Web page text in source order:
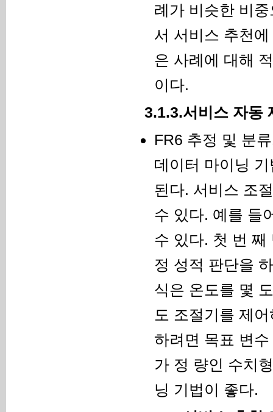
례가 비슷한 비
서 서비스 추천
은 사례에 대해
이다.
3.1.3.서비스 자동
FR6 추정 및 분
데이터 마이닝
된다. 서비스 조
수 있다. 예를 들
수 있다. 첫 번 째
정 성적 판단을
식은 온도를 몇
도 조절기를 제
하려면 목표 변
가 정 량인 수치
닝 기법이 좋다.